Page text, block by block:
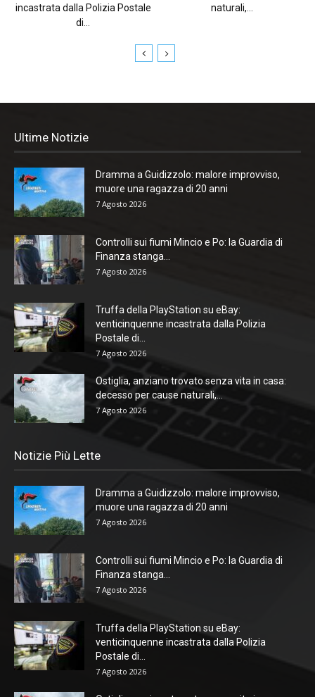
incastrata dalla Polizia Postale
di...
naturali,...
Ultime Notizie
Dramma a Guidizzolo: malore improvviso,
muore una ragazza di 20 anni
7 Agosto 2026
Controlli sui fiumi Mincio e Po: la Guardia di
Finanza stanga...
7 Agosto 2026
Truffa della PlayStation su eBay:
venticinquenne incastrata dalla Polizia
Postale di...
7 Agosto 2026
Ostiglia, anziano trovato senza vita in casa:
decesso per cause naturali,...
7 Agosto 2026
Notizie Più Lette
Dramma a Guidizzolo: malore improvviso,
muore una ragazza di 20 anni
7 Agosto 2026
Controlli sui fiumi Mincio e Po: la Guardia di
Finanza stanga...
7 Agosto 2026
Truffa della PlayStation su eBay:
venticinquenne incastrata dalla Polizia
Postale di...
7 Agosto 2026